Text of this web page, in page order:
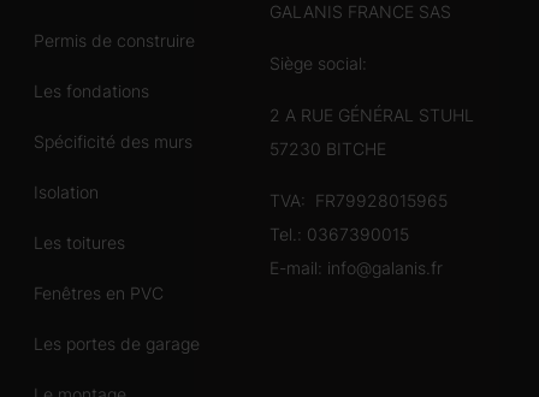
Permis de construire
Les fondations
Spécificité des murs
Isolation
Les toitures
Fenêtres en PVC
Les portes de garage
GALANIS FRANCE SAS
Siège social:
2 A RUE GÉNÉRAL STUHL
57230 BITCHE
TVA: FR79928015965
Tel.: 0367390015
E-mail: info@galanis.fr